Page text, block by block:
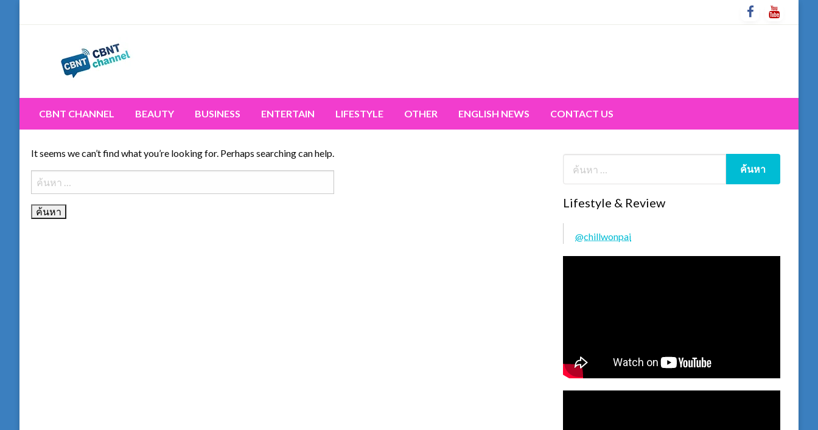
CBNT CHANNEL
CBNT CHANNEL
BEAUTY BUSINESS ENTERTAIN LIFESTYLE OTHER ENGLISH NEWS CONTACT US
It seems we can’t find what you’re looking for. Perhaps searching can help.
ค้นหา
สำหรับ:
Lifestyle & Review
@chillwonpai